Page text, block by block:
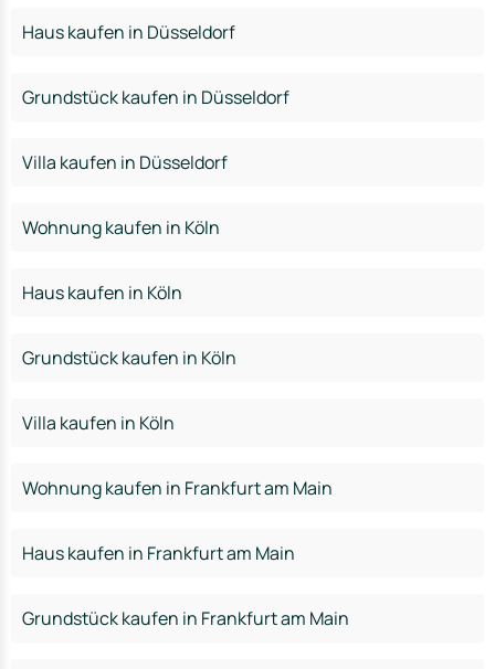
Haus kaufen in Düsseldorf
Grundstück kaufen in Düsseldorf
Villa kaufen in Düsseldorf
Wohnung kaufen in Köln
Haus kaufen in Köln
Grundstück kaufen in Köln
Villa kaufen in Köln
Wohnung kaufen in Frankfurt am Main
Haus kaufen in Frankfurt am Main
Grundstück kaufen in Frankfurt am Main